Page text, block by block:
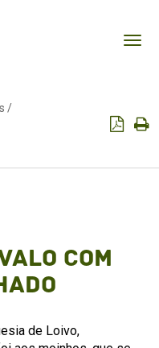
/
com
de Loivo,